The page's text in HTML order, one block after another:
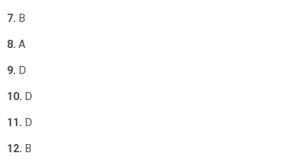
7. B
8. A
9. D
10. D
11. D
12. B